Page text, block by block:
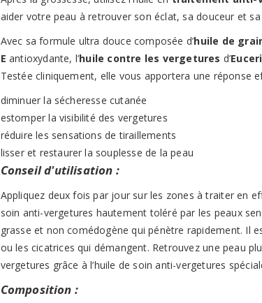
aider votre peau à retrouver son éclat, sa douceur et
Avec sa formule ultra douce composée d’huile de
E antioxydante, l’huile contre les vergetures d’
Testée cliniquement, elle vous apportera une réponse
diminuer la sécheresse cutanée
estomper la visibilité des vergetures
réduire les sensations de tiraillements
lisser et restaurer la souplesse de la peau
Conseil d'utilisation :
Appliquez deux fois par jour sur les zones à traiter en
soin anti-vergetures hautement toléré par les peaux
grasse et non comédogène qui pénètre rapidement. Il
ou les cicatrices qui démangent. Retrouvez une peau
vergetures grâce à l’huile de soin anti-vergetures
Composition :